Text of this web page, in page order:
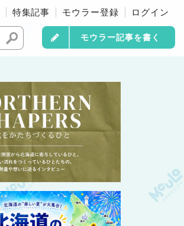
特集記事 モウラー登録 ログイン
モウラー記事を書く